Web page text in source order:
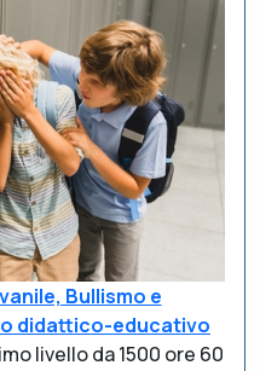
Bullismo e
didattico-educativo
livello da 1500 ore 60